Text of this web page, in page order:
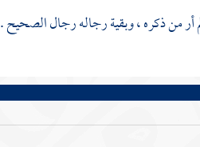
أر من ذكره ، وبقية رجاله رجال الصحيح .